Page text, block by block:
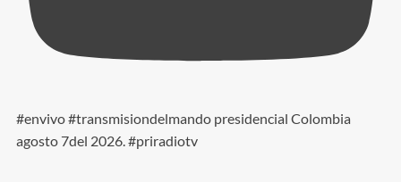
#envivo #transmisiondelmando presidencial Colombia
agosto 7del 2026. #priradiotv